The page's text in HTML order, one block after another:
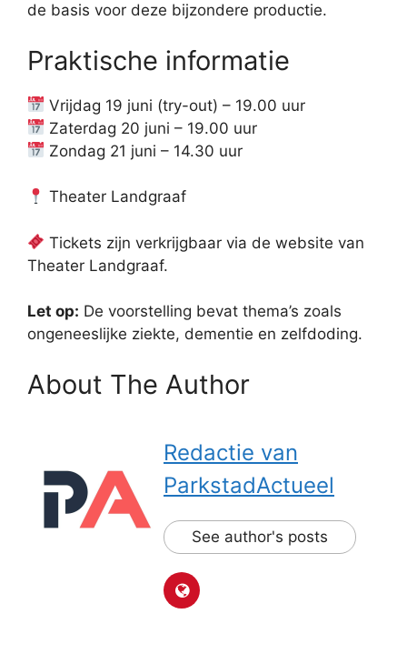
de basis voor deze bijzondere productie.
Praktische informatie
Vrijdag 19 juni (try-out) – 19.00 uur
Zaterdag 20 juni – 19.00 uur
Zondag 21 juni – 14.30 uur
Theater Landgraaf
Tickets zijn verkrijgbaar via de website van
Theater Landgraaf.
Let op: De voorstelling bevat thema’s zoals
ongeneeslijke ziekte, dementie en zelfdoding.
About The Author
Redactie van
ParkstadActueel
See author's posts